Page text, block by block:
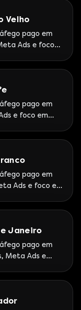
Velho
pago em
Ads e foco
pago em
e foco em
pago em
Ads e foco em
Janeiro
pago em
Meta Ads e